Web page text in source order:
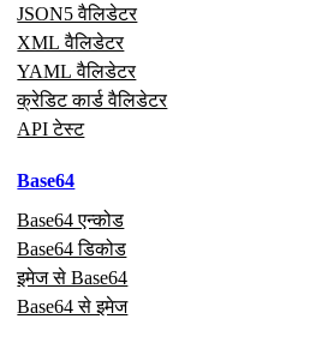
JSON5 वैलिडेटर
XML वैलिडेटर
YAML वैलिडेटर
क्रेडिट कार्ड वैलिडेटर
API टेस्ट
Base64
Base64 एन्कोड
Base64 डिकोड
इमेज से Base64
Base64 से इमेज